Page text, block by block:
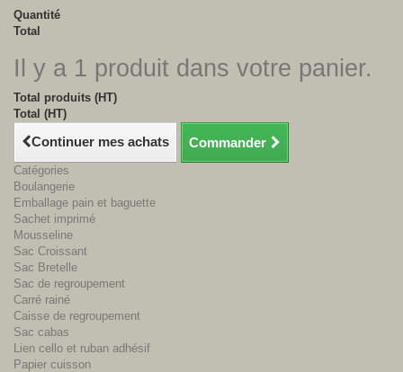
Quantité
Total
Il y a 1 produit dans votre panier.
Total produits (HT)
Total (HT)
Continuer mes achats Commander
Catégories
Boulangerie
Emballage pain et baguette
Sachet imprimé
Mousseline
Sac Croissant
Sac Bretelle
Sac de regroupement
Carré rainé
Caisse de regroupement
Sac cabas
Lien cello et ruban adhésif
Papier cuisson